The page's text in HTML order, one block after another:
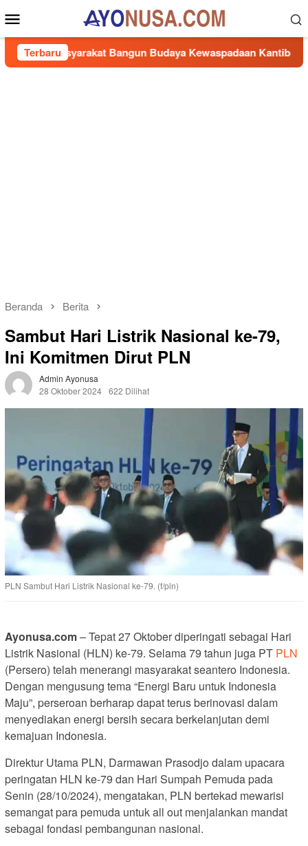
ke
kontenMobile
TerbaruBangun Budaya Kewaspadaan Kantibmas di
Beranda Berita
Sambut Hari Listrik Nasional ke-79,
Ini Komitmen Dirut PLN
Admin Ayonusa
28 Oktober 2024 622 Dilihat
PLN Sambut Hari Listrik Nasional ke-79. (f/pln)
Ayonusa.com– Tepat 27 Oktober diperingati sebagai Hari
Listrik Nasional (HLN) ke-79. Selama 79 tahun juga PT PLN
(Persero) telah menerangi masyarakat seantero Indonesia.
Dengan mengusung tema “Energi Baru untuk Indonesia
Maju”, perseroan berharap dapat terus berinovasi dalam
menyediakan energi bersih secara berkelanjutan demi
kemajuan Indonesia.
Direktur Utama PLN, Darmawan Prasodjo dalam upacara
peringatan HLN ke-79 dan Hari Sumpah Pemuda pada
Senin (28/10/2024), mengatakan, PLN bertekad mewarisi
semangat para pemuda untuk all out menjalankan mandat
sebagai fondasi pembangunan nasional.